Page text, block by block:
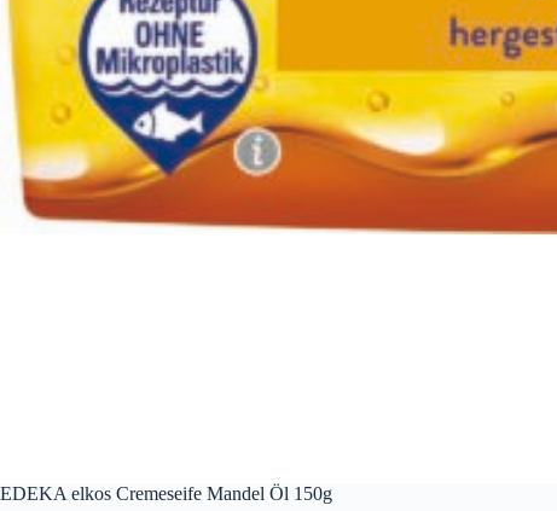
EDEKA elkos Cremeseife Mandel Öl 150g